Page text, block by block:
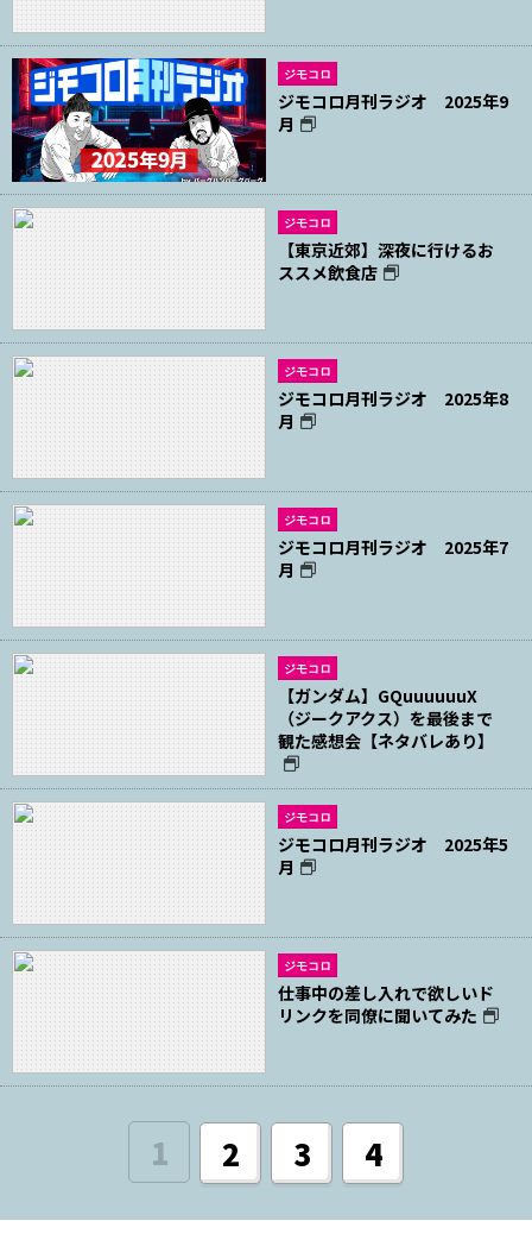
ジモコロ
ジモコロ月刊ラジオ 2025年9
月
ジモコロ
【東京近郊】深夜に行けるお
ススメ飲食店
ジモコロ
ジモコロ月刊ラジオ 2025年8
月
ジモコロ
ジモコロ月刊ラジオ 2025年7
月
ジモコロ
【ガンダム】GQuuuuuuX
（ジークアクス）を最後まで
観た感想会【ネタバレあり】
ジモコロ
ジモコロ月刊ラジオ 2025年5
月
ジモコロ
仕事中の差し入れで欲しいド
リンクを同僚に聞いてみた
1 2 3 4